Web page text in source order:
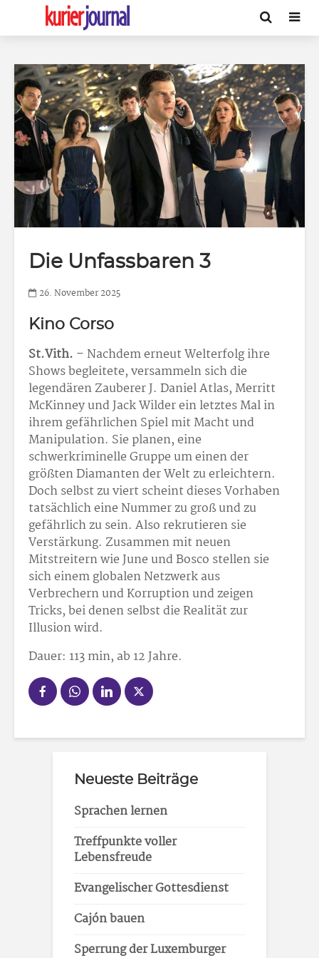
Die Unfassbaren 3
26. November 2025
Kino Corso
St.Vith. – Nachdem erneut Welterfolg ihre
Shows begleitete, versammeln sich die
legendären Zauberer J. Daniel Atlas, Merritt
McKinney und Jack Wilder ein letztes Mal in
ihrem gefährlichen Spiel mit Macht und
Manipulation. Sie planen, eine
schwerkriminelle Gruppe um einen der
größten Diamanten der Welt zu erleichtern.
Doch selbst zu viert scheint dieses Vorhaben
tatsächlich eine Nummer zu groß und zu
gefährlich zu sein. Also rekrutieren sie
Verstärkung. Zusammen mit neuen
Mitstreitern wie June und Bosco stellen sie
sich einem globalen Netzwerk aus
Verbrechern und Korruption und zeigen
Tricks, bei denen selbst die Realität zur
Illusion wird.
Dauer: 113 min, ab 12 Jahre.
Neueste Beiträge
Sprachen lernen
Treffpunkte voller
Lebensfreude
Evangelischer Gottesdienst
Cajón bauen
Sperrung der Luxemburger